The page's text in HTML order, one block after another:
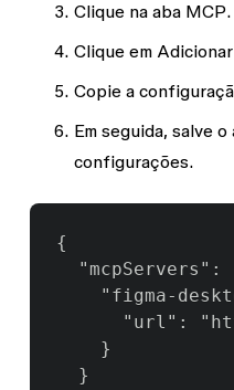
Clique na aba MCP.
Clique em
Copie a
Em seguida, salve
configurações.
{
"mcpServers":
"figma-
"url":
    }
  }